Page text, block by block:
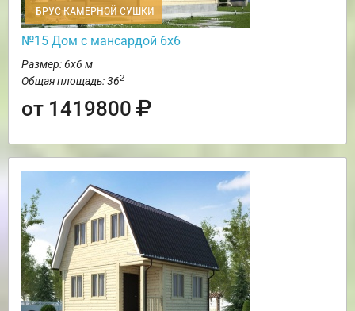
БРУС КАМЕРНОЙ СУШКИ
№15 Дом с мансардой 6х6
Размер: 6х6 м
Общая площадь: 362
от 1419800